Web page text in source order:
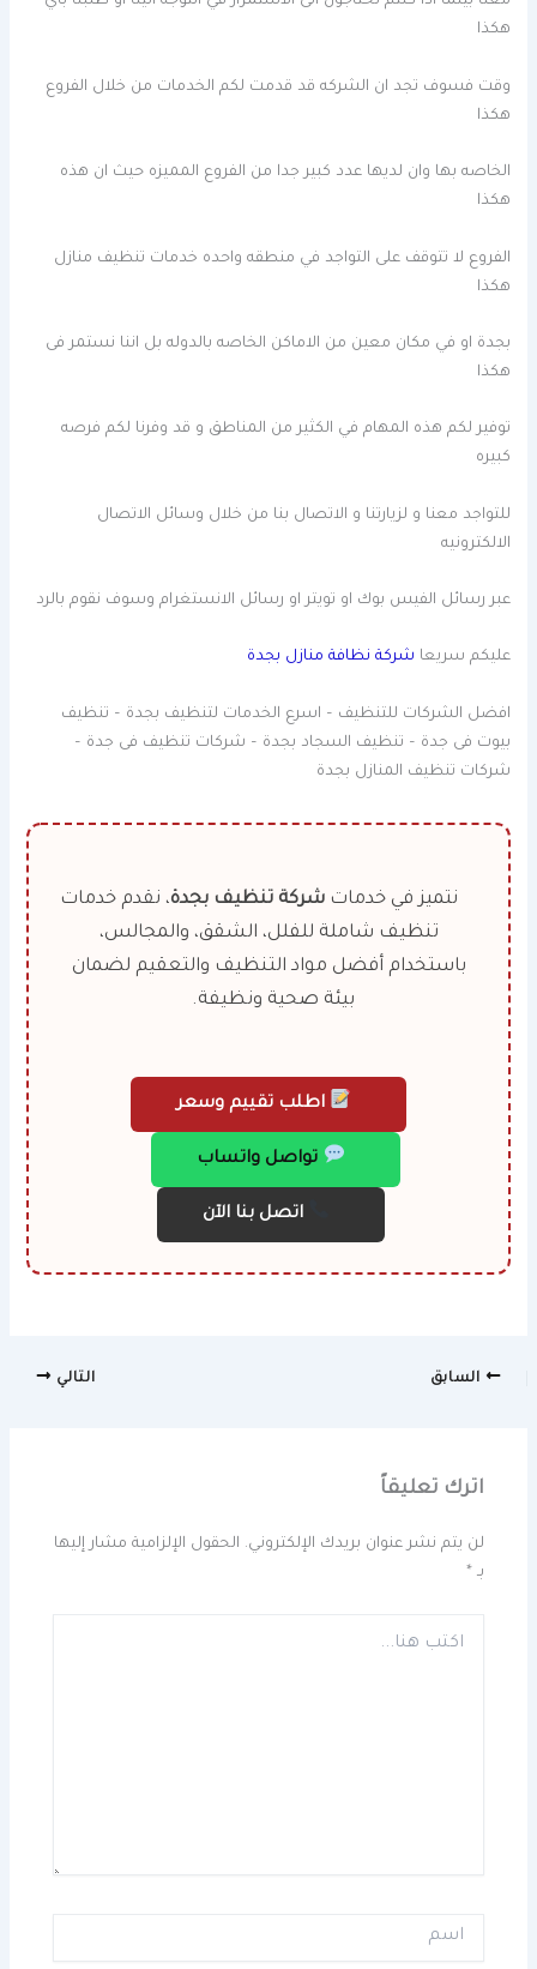
هكذا
وقت فسوف تجد ان الشركه قد قدمت لكم الخدمات من خلال الفروع
هكذا
الخاصه بها وان لديها عدد كبير جدا من الفروع المميزه حيث ان هذه
هكذا
الفروع لا تتوقف على التواجد في منطقه واحده خدمات تنظيف منازل
هكذا
بجدة او في مكان معين من الاماكن الخاصه بالدوله بل اننا نستمر فى
هكذا
توفير لكم هذه المهام في الكثير من المناطق و قد وفرنا لكم فرصه
كبيره
للتواجد معنا و لزيارتنا و الاتصال بنا من خلال وسائل الاتصال
الالكترونيه
عبر رسائل الفيس بوك او تويتر او رسائل الانستغرام وسوف نقوم بالرد
عليكم سريعا شركة نظافة منازل بجدة
افضل الشركات للتنظيف – اسرع الخدمات لتنظيف بجدة – تنظيف
بيوت فى جدة – تنظيف السجاد بجدة – شركات تنظيف فى جدة –
شركات تنظيف المنازل بجدة
نتميز في خدمات شركة تنظيف بجدة، نقدم خدمات
تنظيف شاملة للفلل، الشقق، والمجالس،
باستخدام أفضل مواد التنظيف والتعقيم لضمان
بيئة صحية ونظيفة.
اطلب تقييم وسعر
تواصل واتساب
اتصل بنا الآن
السابق التالي
اترك تعليقاً
لن يتم نشر عنوان بريدك الإلكتروني. الحقول الإلزامية مشار إليها
بـ*
هنا...
اسم